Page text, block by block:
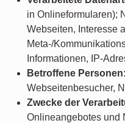
in Onlineformularen);
Webseiten, Interesse
Meta-/
Informationen, IP-
Betroffene Personen:
Webseitenbesucher,
Zwecke der
Onlineangebotes und